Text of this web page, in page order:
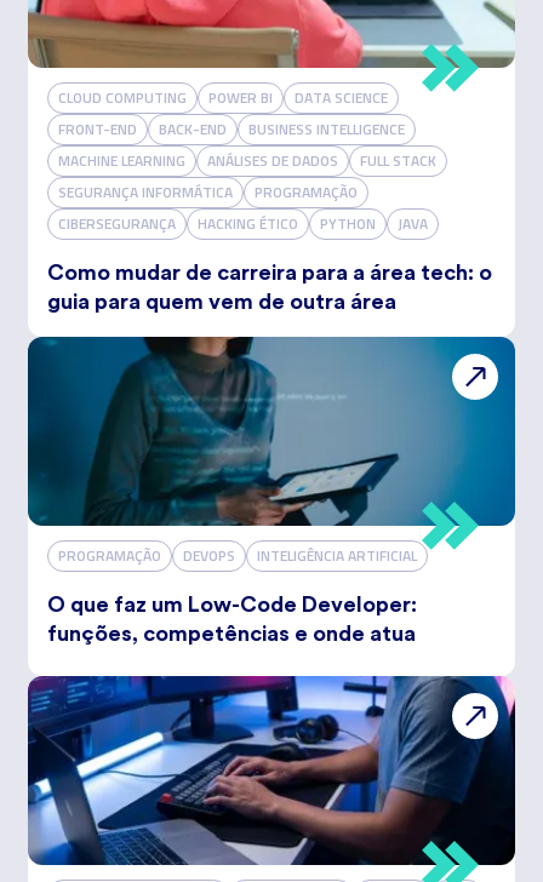
CLOUD COMPUTING POWER BI
DATA SCIENCE
FRONT-END
BACK-END
BUSINESS INTELLIGENCE
MACHINE LEARNING
ANÁLISES DE DADOS
FULL STACK
SEGURANÇA INFORMÁTICA
PROGRAMAÇÃO
CIBERSEGURANÇA
HACKING ÉTICO PYTHON JAVA
Como mudar de carreira para a área tech: o
guia para quem vem de outra área
PROGRAMAÇÃO DEVOPS INTELIGÊNCIA ARTIFICIAL
O que faz um Low-Code Developer:
funções, competências e onde atua